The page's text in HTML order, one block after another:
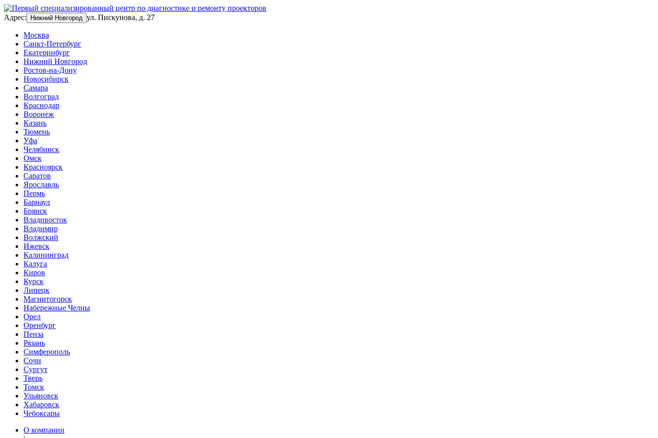
Адрес: Нижний Новгород ул. Пискунова, д. 27
Москва
Санкт-Петербург
Екатеринбург
Нижний Новгород
Ростов-на-Дону
Новосибирск
Самара
Волгоград
Краснодар
Воронеж
Казань
Тюмень
Уфа
Челябинск
Омск
Красноярск
Саратов
Ярославль
Пермь
Барнаул
Брянск
Владивосток
Владимир
Волжский
Ижевск
Калининград
Калуга
Киров
Курск
Липецк
Магнитогорск
Набережные Челны
Орел
Оренбург
Пенза
Рязань
Симферополь
Сочи
Сургут
Тверь
Томск
Ульяновск
Хабаровск
Чебоксары
О компании